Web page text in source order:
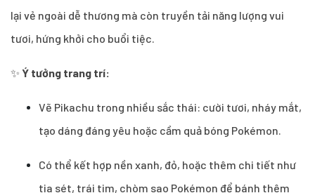
lại vẻ ngoài dễ thương mà còn truyền tải năng lượng vui
tươi, hứng khởi cho buổi tiệc.
✨ Ý tưởng trang trí:
Vẽ Pikachu trong nhiều sắc thái: cười tươi, nháy mắt,
tạo dáng đáng yêu hoặc cầm quả bóng Pokémon.
Có thể kết hợp nền xanh, đỏ, hoặc thêm chi tiết như
tia sét, trái tim, chòm sao Pokémon để bánh thêm